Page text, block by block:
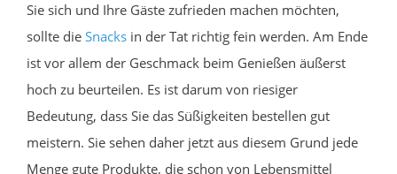
Sie sich und Ihre Gäste zufrieden machen möchten,
sollte die Snacks in der Tat richtig fein werden. Am Ende
ist vor allem der Geschmack beim Genießen äußerst
hoch zu beurteilen. Es ist darum von riesiger
Bedeutung, dass Sie das Süßigkeiten bestellen gut
meistern. Sie sehen daher jetzt aus diesem Grund jede
Menge gute Produkte, die schon von Lebensmittel